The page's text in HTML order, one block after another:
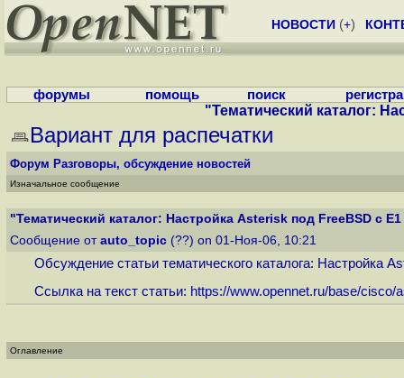
НОВОСТИ (+)
форумы помощь поиск
"Тематический каталог:
Вариант для распечатки
Форум Разговоры, обсуждение новостей
Изначальное сообщение
"Тематический каталог: Настройка Asterisk под FreeBSD с
Сообщение от auto_topic (??) on 01-Ноя-06, 10:21
Обсуждение статьи тематического каталога: Настройка
Ссылка на текст статьи: https://www.opennet.ru/base/cisco/
Оглавление